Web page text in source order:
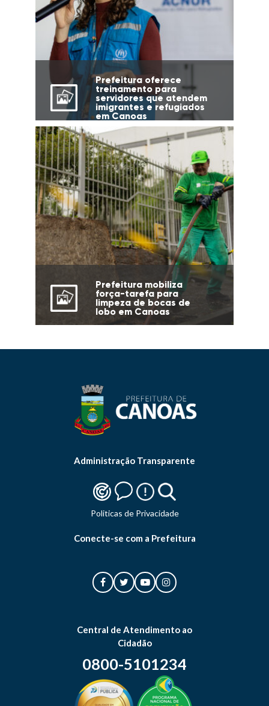
Prefeitura oferece
treinamento para
servidores que atendem
imigrantes e refugiados
em Canoas
Prefeitura mobiliza
força-tarefa para
limpeza de bocas de
lobo em Canoas
Administração Transparente
Politicas de Privacidade
Conecte-se com a Prefeitura
Central de Atendimento ao
Cidadão
0800-5101234